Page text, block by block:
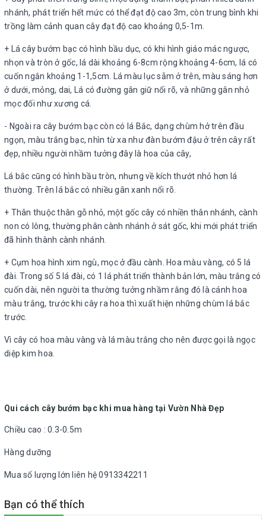
nhánh, phát triển hết mức có thể đạt độ cao 3m, còn trung bình khi
trồng làm cảnh quan cây đạt độ cao khoảng 0,5-1m.
+ Lá cây bướm bạc có hình bầu dục, có khi hình giáo mác ngược,
nhọn và tròn ở gốc, lá dài khoảng 6-8cm rộng khoảng 4-6cm, lá có
cuốn ngắn khoảng 1-1,5cm. Lá màu lục sẫm ở trên, màu sáng hơn
ở dưới, mỏng, dai, Lá có đường gân giữ nổi rõ, và những gân nhỏ
mọc đối như xương cá.
- Ngoài ra cây bướm bạc còn có lá Bắc, dạng chùm hở trên đầu
ngọn, màu trắng bạc, nhìn từ xa như đàn bướm đậu ở trên cây rất
đẹp, nhiều người nhầm tưởng đây là hoa của cây,
Lá bắc cũng có hình bầu tròn, nhưng về kích thướt nhỏ hơn lá
thường. Trên lá bắc có nhiều gân xanh nổi rõ.
+ Thân thuộc thân gỗ nhỏ, một gốc cây có nhiền thân nhánh, cành
non có lông, thường phân cành nhánh ở sát gốc, khi mới phát triển
đã hình thành cành nhánh.
+ Cụm hoa hình xim ngù, mọc ở đầu cành. Hoa màu vàng, có 5 lá
đài. Trong số 5 lá đài, có 1 lá phát triển thành bản lớn, màu trắng có
cuốn dài, nên người ta thường tưởng nhầm rằng đó là cánh hoa
màu trắng, trước khi cây ra hoa thì xuất hiện những chùm lá bắc
trước.
Vì cây có hoa màu vàng và lá màu trắng cho nên được gọi là ngọc
diệp kim hoa.
Qui cách cây bướm bạc khi mua hàng tại Vườn Nhà Đẹp
Chiều cao : 0.3-0.5m
Hàng dưỡng
Mua số lượng lớn liên hệ 0913342211
Bạn có thể thích